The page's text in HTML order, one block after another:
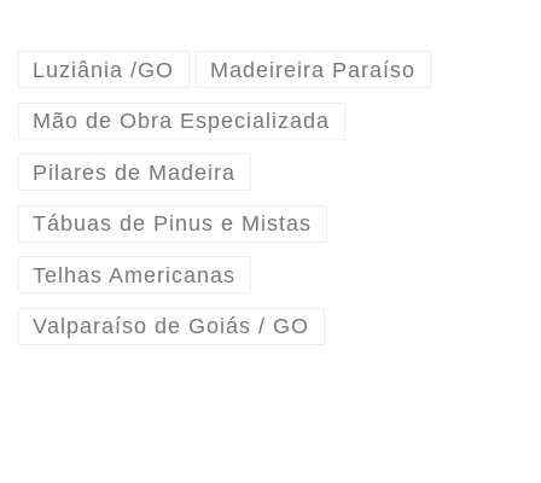
Luziânia /GO Madeireira Paraíso
Mão de Obra Especializada
Pilares de Madeira
Tábuas de Pinus e Mistas
Telhas Americanas
Valparaíso de Goiás / GO